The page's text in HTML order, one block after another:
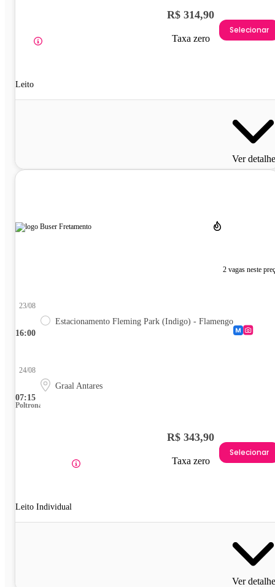
Leito
R$ 314,90
Taxa zero
Selecionar
Ver
2 vagas neste
16:00
23/08
Estacionamento Fleming Park (Indigo) - Flamengo
07:15
24/08
Graal Antares
Poltrona
Leito Individual
R$ 343,90
Taxa zero
Selecionar
Ver